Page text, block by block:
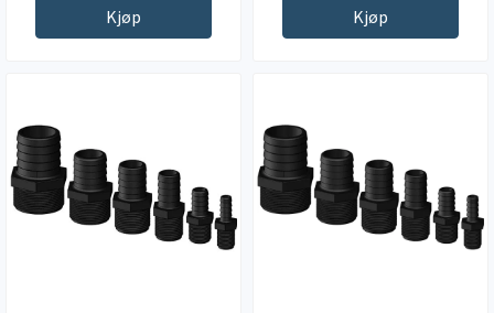
Kjøp Kjøp